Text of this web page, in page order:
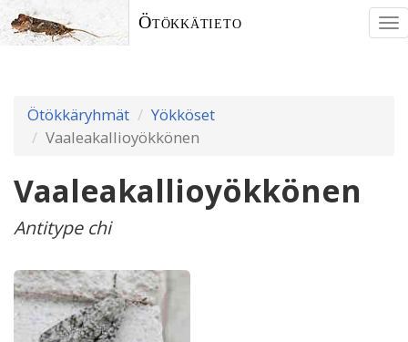
Ötökkätieto
Ötökkäryhmät
Yökköset
Vaaleakallioyökkönen
Vaaleakallioyökkönen
Antitype chi